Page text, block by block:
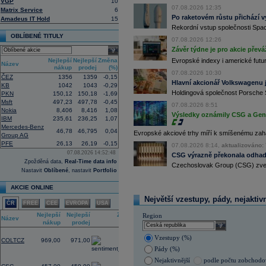
Matrix Service
6
Amadeus IT Hold
15
OBLÍBENÉ TITULY
select
Název
Nejlepší
nákup
Nejlepší
prodej
Změna
(%)
ČEZ
1356 1359
-0,15
KB
1042 1043
-0,29
PKN
150,12 150,18
-1,69
Msft
497,23 497,78
-0,45
Nokia
8,406 8,416
1,08
IBM
235,61 236,25
1,07
Mercedes-Benz
Group AG
46,78 46,795
0,04
PFE
26,13 26,19 -0,15
07.08.2026 14:52:48
Zpožděná data, Real-Time data info
Nastavit Oblíbené, nastavit Portfolio
AKCIE ONLINE
ČR FREE CEE EVROPA USA
Název
Nejlepší
nákup
Nejlepší
prodej
Změna
COLTCZ 969,00 971,00
11:27
Jedna z největších světových
procent v novém provozovateli
Nový společný podnik založí s
Bestsport O2 arenu a O2
investiční společnost, PPF dosud
11:16
Porsche SE, která je hlavním
se v pololetí propadla do čisté ztráty
Zároveň automobilku Volkswagen
konkurenceschopnosti (ČTK)
11:02
Italy's Prysmia...
10:51 EasyJet-JP Mo......
10:28 BP -HSBCsnižu......
10:13 Ahold Delhaize...
9:10 DraftKings dosáhl ve 2Q výnosů
8:48 Airbnb očekává ve 3Q tržby 4,69 -
8:43 Porsche reportovalo za první
zisku 338 mil.EUR (Bloomberg)
8:37 Akcie Fujifilm klesají o více než 18
8:25 Největší polská petrochemická
čistý zisk na 15,87 miliardy zlotých
07.08.2026 12:35
Po raketovém růstu přichází
Rekordní vstup společnosti
07.08.2026 12:26
Závěr týdne je pro akcie
Evropské indexy i americké
07.08.2026 10:30
Hlavní akcionář
Holdingová společnost
07.08.2026 8:51
Výsledky oznámily CSG a
Evropské akciové trhy míří k smíšenému
07.08.2026 8:14, aktualizováno:
CSG výrazně překonala
Czechoslovak Group (CSG)
Největší vzestupy, pády,
Region
select
Vzestupy (%)
Pády (%)
Nejaktivnější
podle počtu